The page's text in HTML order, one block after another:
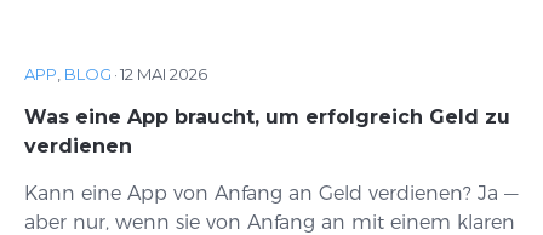
APP BLOG ·12 MAI 2026
Was eine App braucht, um erfolgreich Geld zu
verdienen
Kann eine App von Anfang an Geld verdienen? Ja —
aber nur, wenn sie von Anfang an mit einem klaren